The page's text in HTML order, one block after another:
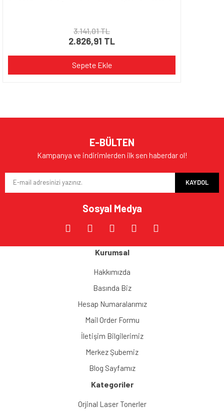
3.141,01 TL
2.826,91 TL
Sepete Ekle
E-BÜLTEN
Kampanya ve indirimlerden ilk sen haberdar ol!
KAYDOL
Sosyal Medya
Kurumsal
Hakkımızda
Basında Biz
Hesap Numaralarımız
Mail Order Formu
İletişim Bilgilerimiz
Merkez Şubemiz
Blog Sayfamız
Kategoriler
Orjinal Laser Tonerler